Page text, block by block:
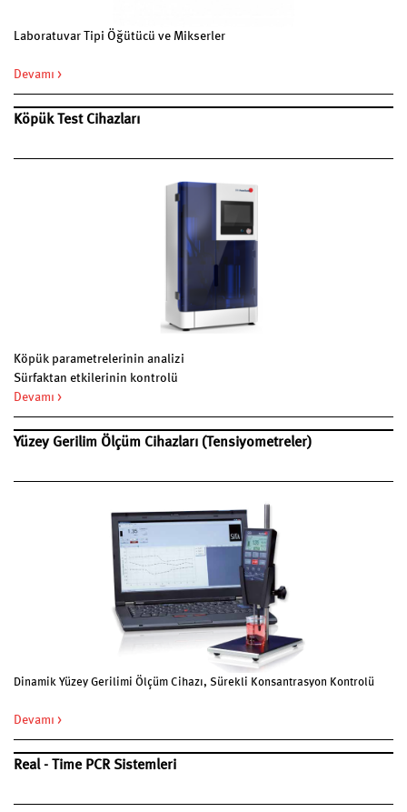
Laboratuvar Tipi Öğütücü ve Mikserler
Devamı >
Köpük Test Cihazları
Köpük parametrelerinin analizi
Sürfaktan etkilerinin kontrolü
Devamı >
Yüzey Gerilim Ölçüm Cihazları (Tensiyometreler)
Dinamik Yüzey Gerilimi Ölçüm Cihazı, Sürekli Konsantrasyon Kontrolü
Devamı >
Real - Time PCR Sistemleri